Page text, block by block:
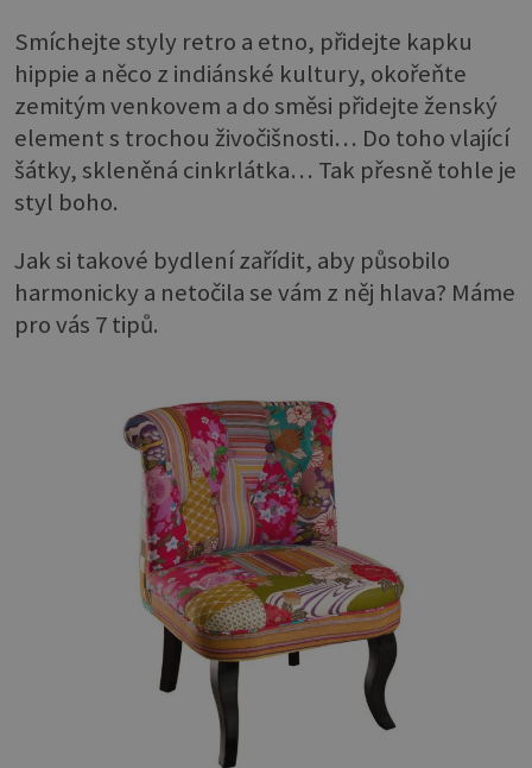
Smíchejte styly retro a etno, přidejte kapku
hippie a něco z indiánské kultury, okořeňte
zemitým venkovem a do směsi přidejte ženský
element s trochou živočišnosti… Do toho vlající
šátky, skleněná cinkrlátka… Tak přesně tohle je
styl boho.
Jak si takové bydlení zařídit, aby působilo
harmonicky a netočila se vám z něj hlava? Máme
pro vás 7 tipů.